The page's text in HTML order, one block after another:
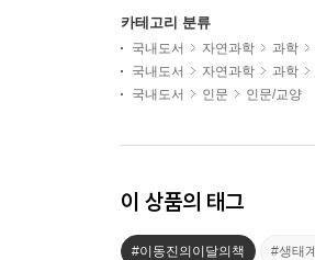
카테고리 분류
국내도서 자연과학 과학
국내도서
자연과학 과학
국내도서
인문 인문/교양
이 상품의 태그
#이동진의이달의책 #생태계